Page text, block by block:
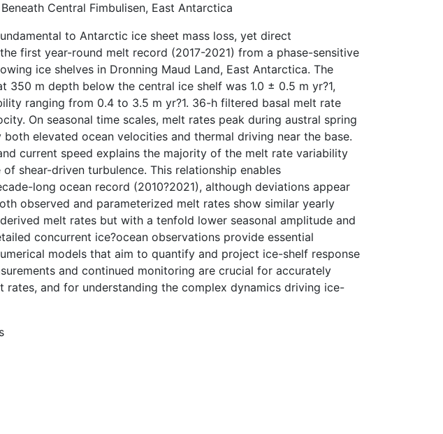
Central Fimbulisen, East Antarctica
to Antarctic ice sheet mass loss, yet direct
first year-round melt record (2017-2021) from a phase-sensitive
ice shelves in Dronning Maud Land, East Antarctica. The
350 m depth below the central ice shelf was 1.0 ± 0.5 m yr?1,
ranging from 0.4 to 3.5 m yr?1. 36-h filtered basal melt rate
On seasonal time scales, melt rates peak during austral spring
elevated ocean velocities and thermal driving near the base.
current speed explains the majority of the melt rate variability
shear-driven turbulence. This relationship enables
long ocean record (2010?2021), although deviations appear
observed and parameterized melt rates show similar yearly
melt rates but with a tenfold lower seasonal amplitude and
concurrent ice?ocean observations provide essential
models that aim to quantify and project ice-shelf response
and continued monitoring are crucial for accurately
rates, and for understanding the complex dynamics driving ice-